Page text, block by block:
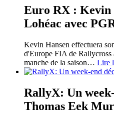
Euro RX : Kevin
Lohéac avec
Kevin Hansen effectuera
d'Europe FIA de Rallycross
manche de la saison… Lire
RallyX: Un
Thomas Eek